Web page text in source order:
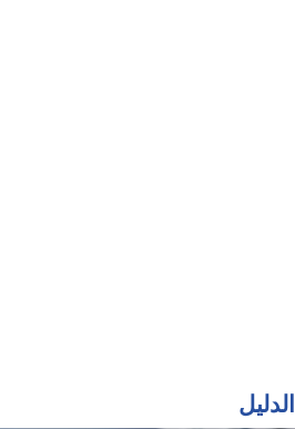
الدليل